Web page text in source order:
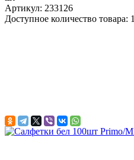
Артикул: 233126
Доступное количество товара: 1